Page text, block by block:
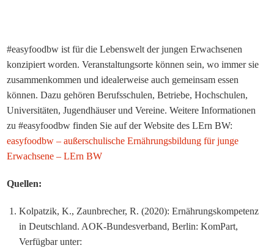
#easyfoodbw ist für die Lebenswelt der jungen Erwachsenen
konzipiert worden. Veranstaltungsorte können sein, wo immer sie
zusammenkommen und idealerweise auch gemeinsam essen
können. Dazu gehören Berufsschulen, Betriebe, Hochschulen,
Universitäten, Jugendhäuser und Vereine. Weitere Informationen
zu #easyfoodbw finden Sie auf der Website des LErn BW:
easyfoodbw – außerschulische Ernährungsbildung für junge
Erwachsene – LErn BW
Quellen:
Kolpatzik, K., Zaunbrecher, R. (2020): Ernährungskompetenz
in Deutschland. AOK-Bundesverband, Berlin: KomPart,
Verfügbar unter: